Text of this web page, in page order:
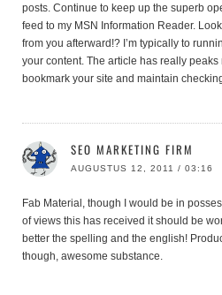
posts. Continue to keep up the superb
feed to my MSN Information Reader.
from you afterward!? I’m typically to
your content. The article has really peaks
bookmark your site and maintain
SEO MARKETING FIRM
AUGUSTUS 12, 2011 / 03:16
Fab Material, though I would be in
of views this has received it should be
better the spelling and the english!
though, awesome substance.